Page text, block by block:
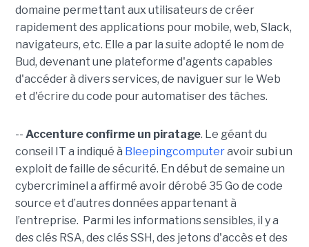
domaine permettant aux utilisateurs de créer
rapidement des applications pour mobile, web, Slack,
navigateurs, etc. Elle a par la suite adopté le nom de
Bud, devenant une plateforme d'agents capables
d'accéder à divers services, de naviguer sur le Web
et d'écrire du code pour automatiser des tâches.
-- Accenture confirme un piratage. Le géant du
conseil IT a indiqué à Bleepingcomputeravoir subi un
exploit de faille de sécurité. En début de semaine un
cybercriminel a affirmé avoir dérobé 35 Go de code
source et d’autres données appartenant à
l’entreprise. Parmi les informations sensibles, il y a
des clés RSA, des clés SSH, des jetons d'accès et des